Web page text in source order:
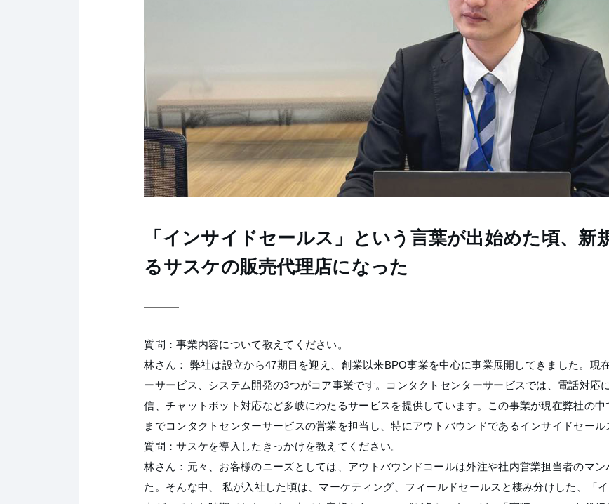
「インサイドセールス」という言葉が出始めた頃、新
るサスケの販売代理店になった
質問：事業内容について教えてください。
林さん： 弊社は設立から47期目を迎え、創業以来BPO事業を中心に事業展開してきました。現
ーサービス、システム開発の3つがコア事業です。コンタクトセンターサービスでは、電話対応
信、チャットボット対応など多岐にわたるサービスを提供しています。この事業が現在弊社の
までコンタクトセンターサービスの営業を担当し、特にアウトバウンドであるインサイドセール
質問：サスケを導入したきっかけを教えてください。
林さん：元々、お客様のニーズとしては、アウトバウンドコールは外注や社内営業担当者のマ
た。そんな中、 私が入社した頃は、マーケティング、フィールドセールスと棲み分けした、「